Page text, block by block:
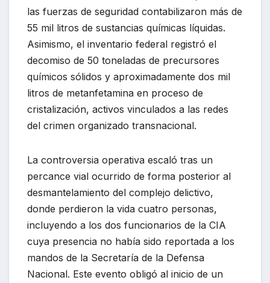
las fuerzas de seguridad contabilizaron más de
55 mil litros de sustancias químicas líquidas.
Asimismo, el inventario federal registró el
decomiso de 50 toneladas de precursores
químicos sólidos y aproximadamente dos mil
litros de metanfetamina en proceso de
cristalización, activos vinculados a las redes
del crimen organizado transnacional.
La controversia operativa escaló tras un
percance vial ocurrido de forma posterior al
desmantelamiento del complejo delictivo,
donde perdieron la vida cuatro personas,
incluyendo a los dos funcionarios de la CIA
cuya presencia no había sido reportada a los
mandos de la Secretaría de la Defensa
Nacional. Este evento obligó al inicio de un